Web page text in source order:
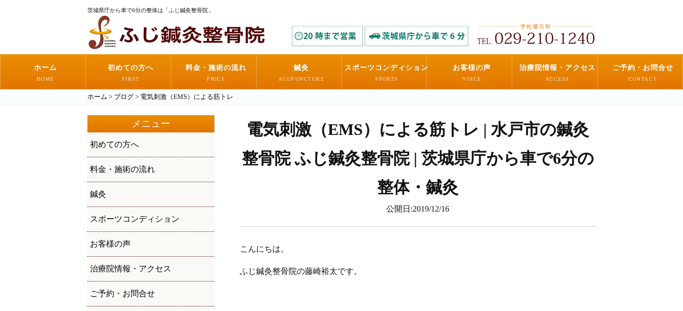
茨城県庁から車で6分の整体は「ふじ鍼灸整骨院」
ホーム
HOME
初めての方へ
FIRST
料金・施術の流れ
PRICE
鍼灸
ACUPUNCTURE
スポーツコンディション
SPORTS
お客様の声
VOICE
治療院情報・アクセス
ACCESS
ご予約・お問合せ
CONTACT
ホーム > ブログ > 電気刺激（EMS）による筋トレ
メニュー
初めての方へ
料金・施術の流れ
鍼灸
スポーツコンディション
お客様の声
治療院情報・アクセス
ご予約・お問合せ
電気刺激（EMS）による筋トレ | 水戸市の鍼灸
整骨院 ふじ鍼灸整骨院 | 茨城県庁から車で6分の
整体・鍼灸
公開日:2019/12/16
こんにちは。
ふじ鍼灸整骨院の藤崎裕太です。